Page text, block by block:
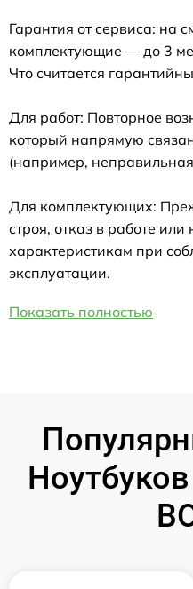
Гарантия от сервиса: на
комплектующие — до 3
Что считается
Для работ: Повторное
который напрямую
(например,
Для комплектующих:
строя, отказ в работе
характеристикам при
эксплуатации.
Показать полностью